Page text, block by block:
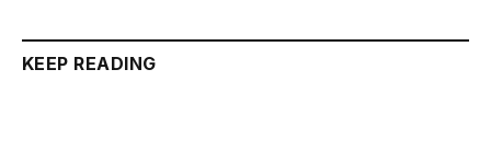
KEEP READING